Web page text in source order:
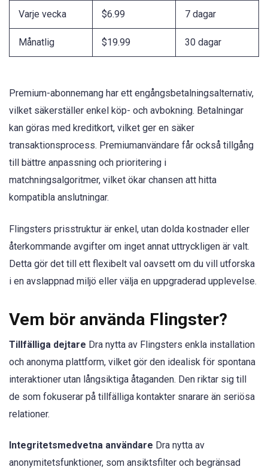
Varje vecka $6.99 7 dagar
Månatlig $19.99 30 dagar
Premium-abonnemang har ett engångsbetalningsalternativ,
vilket säkerställer enkel köp- och avbokning. Betalningar
kan göras med kreditkort, vilket ger en säker
transaktionsprocess. Premiumanvändare får också tillgång
till bättre anpassning och prioritering i
matchningsalgoritmer, vilket ökar chansen att hitta
kompatibla anslutningar.
Flingsters prisstruktur är enkel, utan dolda kostnader eller
återkommande avgifter om inget annat uttryckligen är valt.
Detta gör det till ett flexibelt val oavsett om du vill utforska
i en avslappnad miljö eller välja en uppgraderad upplevelse.
Vem bör använda Flingster?
Tillfälliga dejtare Dra nytta av Flingsters enkla installation
och anonyma plattform, vilket gör den idealisk för spontana
interaktioner utan långsiktiga åtaganden. Den riktar sig till
de som fokuserar på tillfälliga kontakter snarare än seriösa
relationer.
Integritetsmedvetna användare Dra nytta av
anonymitetsfunktioner, som ansiktsfilter och begränsad